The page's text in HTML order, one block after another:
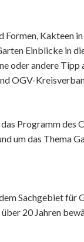
Kakteen
Einblicke in
oder andere Tipp
OGV-
Programm des
um das Thema
Sachgebiet für
20 Jahren